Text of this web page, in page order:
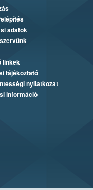
adatok
linkek
tájékoztató
nyilatkozat
információ